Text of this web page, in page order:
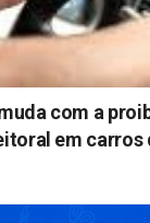
com a
em carros